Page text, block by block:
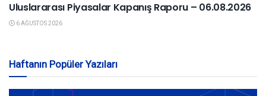
Uluslararası Piyasalar Kapanış Raporu – 06.08.2026
6 AĞUSTOS 2026
Haftanın Popüler Yazıları